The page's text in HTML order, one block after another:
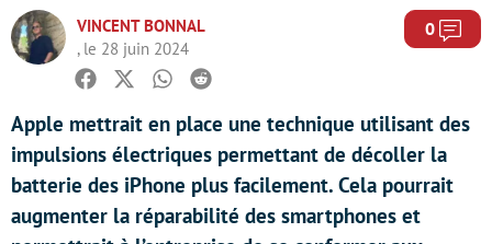
VINCENT BONNAL
, le 28 juin 2024
0
Facebook
TwitterWhatsapp
Reddit
Apple mettrait en place une technique utilisant des
impulsions électriques permettant de décoller la
batterie des iPhone plus facilement. Cela pourrait
augmenter la réparabilité des smartphones et